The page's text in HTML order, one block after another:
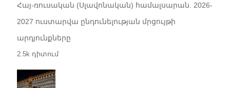
Հայ-ռուսական (Սլավոնական) համալսարան. 2026-
2027 ուստարվա ընդունելության մրցույթի
արդյունքները
2.5k դիտում